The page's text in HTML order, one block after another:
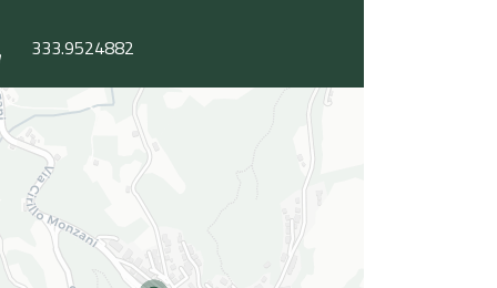
333.9524882